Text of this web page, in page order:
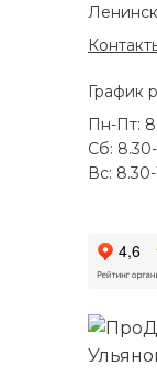
График
Пн-Пт:
Сб:
Вс: